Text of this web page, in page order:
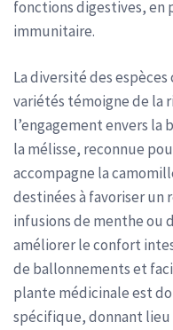
fonctions digestives, en
immunitaire.
La diversité des
variétés témoigne de la
l’engagement envers la
la mélisse, reconnue
accompagne la
destinées à favoriser un
infusions de menthe ou
améliorer le confort
de ballonnements et
plante médicinale est
spécifique, donnant lieu